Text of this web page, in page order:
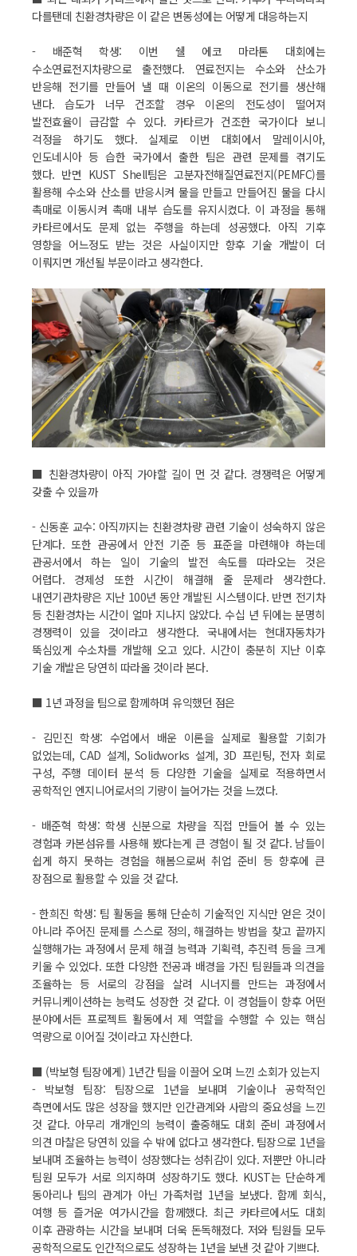
다를탠데 친환경차량은 이 같은 변동성에는 어떻게 대응하는지
- 배준혁 학생: 이번 쉘 에코 마라톤 대회에는
수소연료전지차량으로 출전했다. 연료전지는 수소와 산소가
반응해 전기를 만들어 낼 때 이온의 이동으로 전기를 생산해
낸다. 습도가 너무 건조할 경우 이온의 전도성이 떨어져
발전효율이 급감할 수 있다. 카타르가 건조한 국가이다 보니
걱정을 하기도 했다. 실제로 이번 대회에서 말레이시아,
인도네시아 등 습한 국가에서 출한 팀은 관련 문제를 겪기도
했다. 반면 KUST Shell팀은 고분자전해질연료전지(PEMFC)를
활용해 수소와 산소를 반응시켜 물을 만들고 만들어진 물을 다시
촉매로 이동시켜 촉매 내부 습도를 유지시켰다. 이 과정을 통해
카타르에서도 문제 없는 주행을 하는데 성공했다. 아직 기후
영향을 어느정도 받는 것은 사실이지만 향후 기술 개발이 더
이뤄지면 개선될 부문이라고 생각한다.
■ 친환경차량이 아직 가야할 길이 먼 것 같다. 경쟁력은 어떻게
갖출 수 있을까
- 신동훈 교수: 아직까지는 친환경차량 관련 기술이 성숙하지 않은
단계다. 또한 관공에서 안전 기준 등 표준을 마련해야 하는데
관공서에서 하는 일이 기술의 발전 속도를 따라오는 것은
어렵다. 경제성 또한 시간이 해결해 줄 문제라 생각한다.
내연기관차량은 지난 100년 동안 개발된 시스템이다. 반면 전기차
등 친환경차는 시간이 얼마 지나지 않았다. 수십 년 뒤에는 분명히
경쟁력이 있을 것이라고 생각한다. 국내에서는 현대자동차가
뚝심있게 수소차를 개발해 오고 있다. 시간이 충분히 지난 이후
기술 개발은 당연히 따라올 것이라 본다.
■ 1년 과정을 팀으로 함께하며 유익했던 점은
- 김민진 학생: 수업에서 배운 이론을 실제로 활용할 기회가
없었는데, CAD 설계, Solidworks 설계, 3D 프린팅, 전자 회로
구성, 주행 데이터 분석 등 다양한 기술을 실제로 적용하면서
공학적인 엔지니어로서의 기량이 늘어가는 것을 느꼈다.
- 배준혁 학생: 학생 신분으로 차량을 직접 만들어 볼 수 있는
경험과 카본섬유를 사용해 봤다는게 큰 경험이 될 것 같다. 남들이
쉽게 하지 못하는 경험을 해봄으로써 취업 준비 등 향후에 큰
장점으로 활용할 수 있을 것 같다.
- 한희진 학생: 팀 활동을 통해 단순히 기술적인 지식만 얻은 것이
아니라 주어진 문제를 스스로 정의, 해결하는 방법을 찾고 끝까지
실행해가는 과정에서 문제 해결 능력과 기획력, 추진력 등을 크게
키울 수 있었다. 또한 다양한 전공과 배경을 가진 팀원들과 의견을
조율하는 등 서로의 강점을 살려 시너지를 만드는 과정에서
커뮤니케이션하는 능력도 성장한 것 같다. 이 경험들이 향후 어떤
분야에서든 프로젝트 활동에서 제 역할을 수행할 수 있는 핵심
역량으로 이어질 것이라고 자신한다.
■ (박보형 팀장에게) 1년간 팀을 이끌어 오며 느낀 소회가 있는지
- 박보형 팀장: 팀장으로 1년을 보내며 기술이나 공학적인
측면에서도 많은 성장을 했지만 인간관계와 사람의 중요성을 느낀
것 같다. 아무리 개개인의 능력이 출중해도 대회 준비 과정에서
의견 마찰은 당연히 있을 수 밖에 없다고 생각한다. 팀장으로 1년을
보내며 조율하는 능력이 성장했다는 성취감이 있다. 저뿐만 아니라
팀원 모두가 서로 의지하며 성장하기도 했다. KUST는 단순하게
동아리나 팀의 관계가 아닌 가족처럼 1년을 보냈다. 함께 회식,
여행 등 즐거운 여가시간을 함께했다. 최근 카타르에서도 대회
이후 관광하는 시간을 보내며 더욱 돈독해졌다. 저와 팀원들 모두
공학적으로도 인간적으로도 성장하는 1년을 보낸 것 같아 기쁘다.